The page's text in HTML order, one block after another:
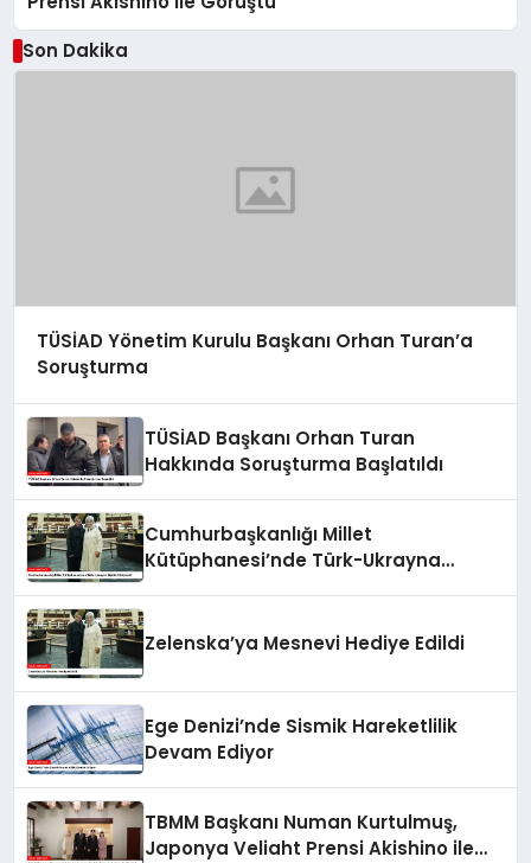
Son Dakika
TÜSİAD Yönetim Kurulu Başkanı Orhan Turan’a
Soruşturma
TÜSİAD Başkanı Orhan Turan
Hakkında Soruşturma Başlatıldı
Cumhurbaşkanlığı Millet
Kütüphanesi’nde Türk-Ukrayna
Zelenska’ya Mesnevi Hediye Edildi
Ege Denizi’nde Sismik Hareketlilik
Devam Ediyor
TBMM Başkanı Numan Kurtulmuş,
Japonya Veliaht Prensi Akishino ile